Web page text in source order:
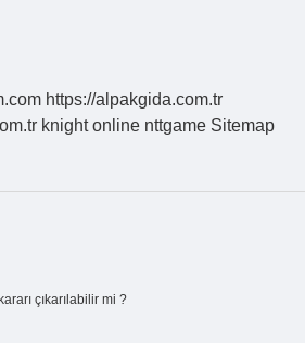
https://alpakgida.com.tr
knight online nttgame Sitemap
çıkarılabilir mi ?